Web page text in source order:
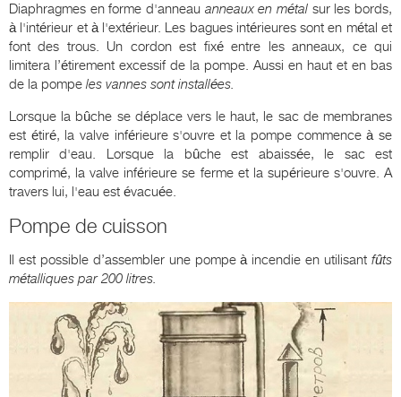
Diaphragmes en forme d'anneau anneaux en métal sur les bords,
à l'intérieur et à l'extérieur. Les bagues intérieures sont en métal et
font des trous. Un cordon est fixé entre les anneaux, ce qui
limitera l’étirement excessif de la pompe. Aussi en haut et en bas
de la pompe les vannes sont installées.
Lorsque la bûche se déplace vers le haut, le sac de membranes
est étiré, la valve inférieure s'ouvre et la pompe commence à se
remplir d'eau. Lorsque la bûche est abaissée, le sac est
comprimé, la valve inférieure se ferme et la supérieure s'ouvre. A
travers lui, l'eau est évacuée.
Pompe de cuisson
Il est possible d’assembler une pompe à incendie en utilisant fûts
métalliques par 200 litres.